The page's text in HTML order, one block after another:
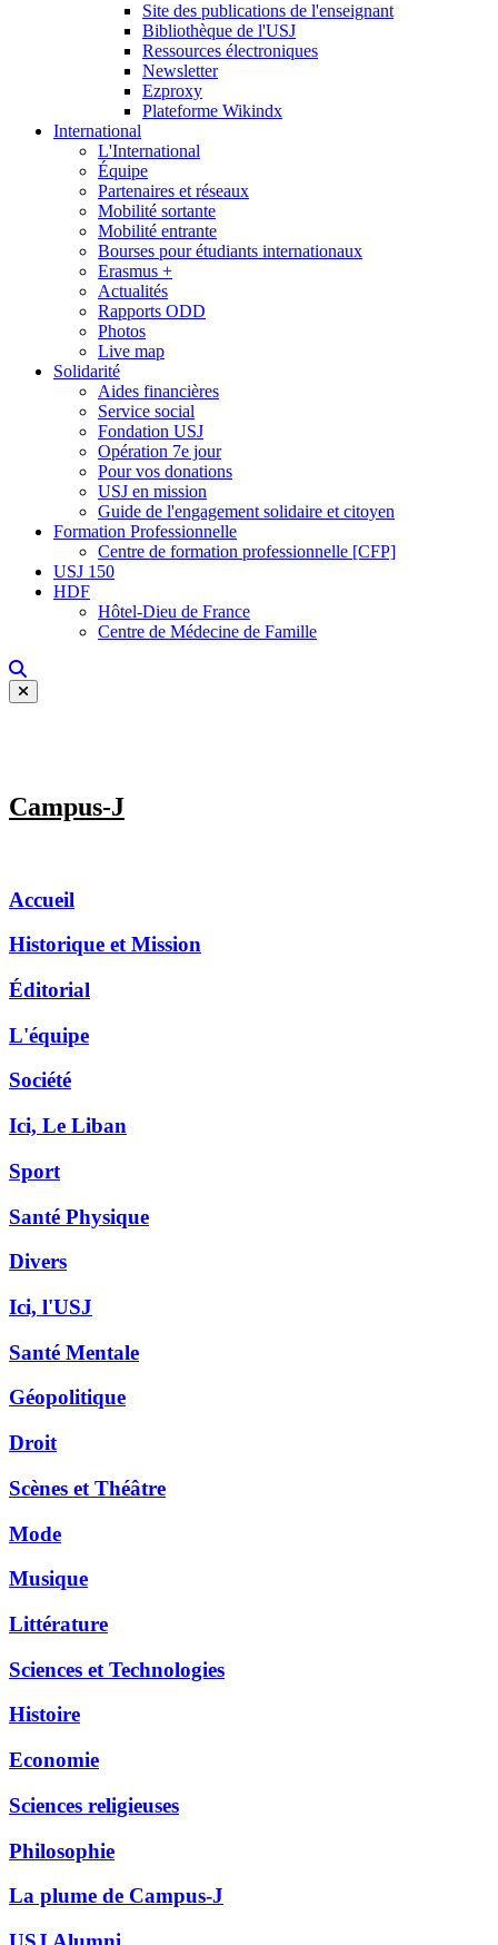
Site des publications de l'enseignant
Bibliothèque de l'USJ
Ressources électroniques
Newsletter
Ezproxy
Plateforme Wikindx
International
L'International
Équipe
Partenaires et réseaux
Mobilité sortante
Mobilité entrante
Bourses pour étudiants internationaux
Erasmus +
Actualités
Rapports ODD
Photos
Live map
Solidarité
Aides financières
Service social
Fondation USJ
Opération 7e jour
Pour vos donations
USJ en mission
Guide de l'engagement solidaire et citoyen
Formation Professionnelle
Centre de formation professionnelle [CFP]
USJ 150
HDF
Hôtel-Dieu de France
Centre de Médecine de Famille
Campus-J
Accueil
Historique et Mission
Éditorial
L'équipe
Société
Ici, Le Liban
Sport
Santé Physique
Divers
Ici, l'USJ
Santé Mentale
Géopolitique
Droit
Scènes et Théâtre
Mode
Musique
Littérature
Sciences et Technologies
Histoire
Economie
Sciences religieuses
Philosophie
La plume de Campus-J